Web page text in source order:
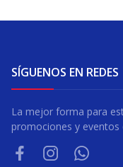
SÍGUENOS EN REDES
La mejor forma para
promociones y eventos